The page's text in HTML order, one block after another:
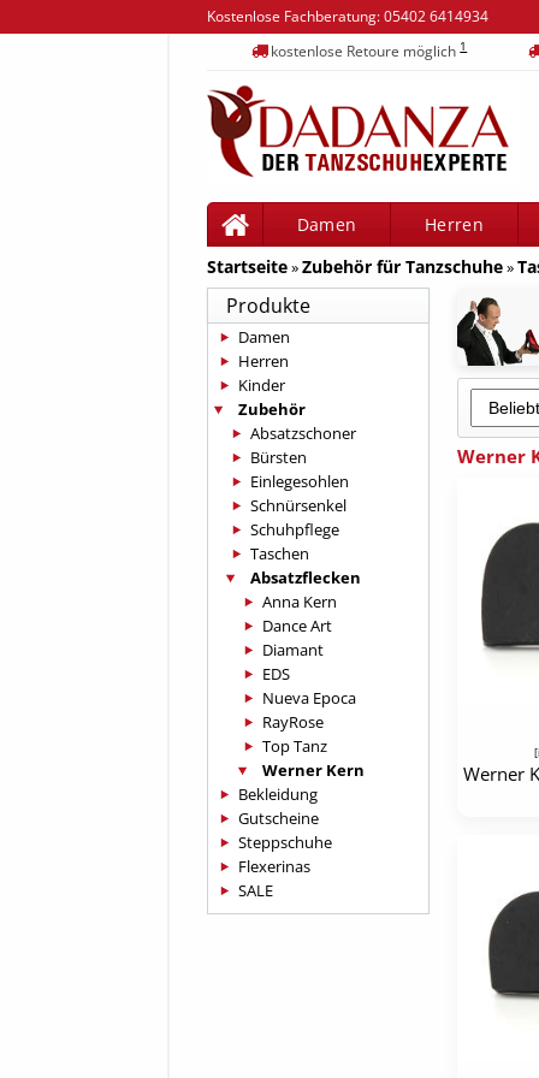
Kostenlose Fachberatung:05402 6414934
kostenlose Retoure möglich1
Damen
Herren
Startseite»Zubehör für Tanzschuhe»
Produkte
Damen
Herren
Kinder
Zubehör
Absatzschoner
Bürsten
Einlegesohlen
Schnürsenkel
Schuhpflege
Taschen
Absatzflecken
Anna Kern
Dance Art
Diamant
EDS
Nueva Epoca
RayRose
Top Tanz
Werner Kern
Bekleidung
Gutscheine
Steppschuhe
Flexerinas
SALE
Werner